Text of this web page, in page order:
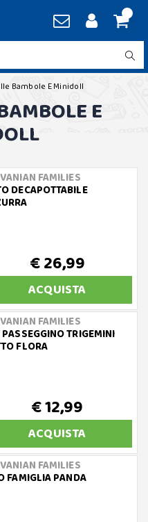
Bambole E Minidoll
E
FAMILIES
DECAPOTTABILE
€ 26,99
ACQUISTA
FAMILIES
PASSEGGINO TRIGEMINI
FLORA
€ 12,99
ACQUISTA
FAMILIES
FAMIGLIA PANDA